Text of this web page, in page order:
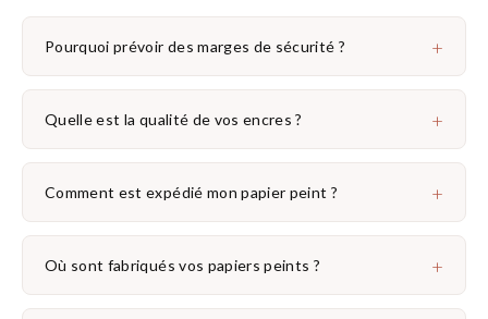
Pourquoi prévoir des marges de sécurité ? +
Quelle est la qualité de vos encres ? +
Comment est expédié mon papier peint ? +
Où sont fabriqués vos papiers peints ? +